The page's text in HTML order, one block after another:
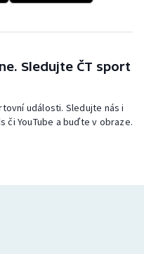
Sledujte ČT sport
události. Sledujte nás i
či YouTube a buďte v obraze.